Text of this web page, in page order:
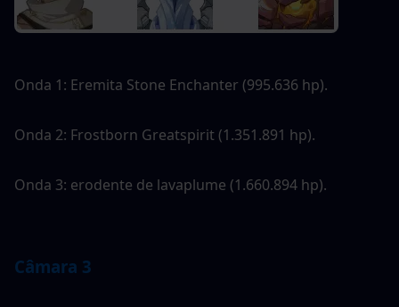
Onda 1: Eremita Stone Enchanter (995.636 hp).
Onda 2: Frostborn Greatspirit (1.351.891 hp).
Onda 3: erodente de lavaplume (1.660.894 hp).
Câmara 3